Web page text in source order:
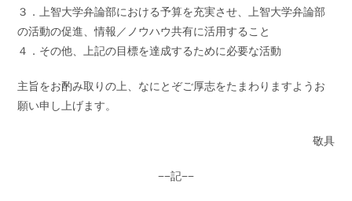
３．上智大学弁論部における予算を充実させ、上智大学弁論部
の活動の促進、情報／ノウハウ共有に活用すること
４．その他、上記の目標を達成するために必要な活動
主旨をお酌み取りの上、なにとぞご厚志をたまわりますようお
願い申し上げます。
敬具
−−記−−